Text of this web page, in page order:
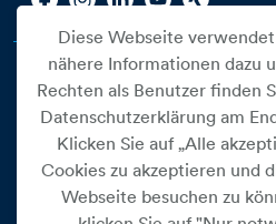
Cookie Einstellungen
Diese Webseite
nähere Informationen dazu
Rechten als Benutzer finden
Datenschutzerklärung am
Klicken Sie auf „Alle
Cookies zu akzeptieren und
Webseite besuchen zu